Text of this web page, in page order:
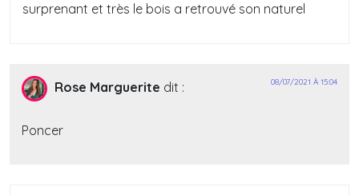
surprenant et très le bois a retrouvé son naturel
Rose Marguerite dit : 08/07/2021 À 15:04
Poncer